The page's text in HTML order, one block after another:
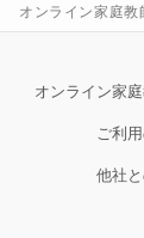
オンライン家庭教
オンライン家
ご利
他社